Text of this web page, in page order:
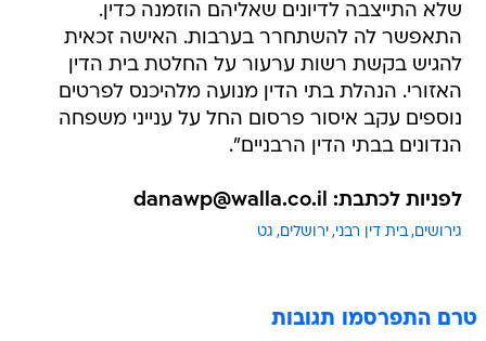
שלא התייצבה לדיונים שאליהם הוזמנה כדין.
התאפשר לה להשתחרר בערבות. האישה זכאית
להגיש בקשת רשות ערעור על החלטת בית הדין
האזורי. הנהלת בתי הדין מנועה מלהיכנס לפרטים
נוספים עקב איסור פרסום החל על ענייני משפחה
הנדונים בבתי הדין הרבניים".
לפניות לכתבת: danawp@walla.co.il
גירושים בית דין רבני ירושלים גט
טרם התפרסמו תגובות